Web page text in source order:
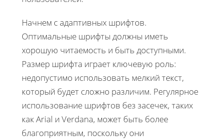
Начнем с адаптивных шрифтов.
Оптимальные шрифты должны иметь
хорошую читаемость и быть доступными.
Размер шрифта играет ключевую роль:
недопустимо использовать мелкий текст,
который будет сложно различим. Регулярное
использование шрифтов без засечек, таких
как Arial и Verdana, может быть более
благоприятным, поскольку они